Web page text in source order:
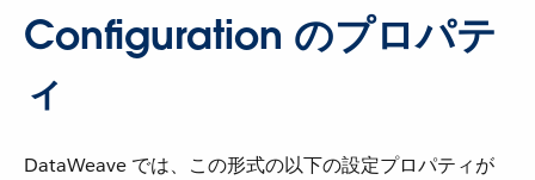
Configuration のプロパテ
ィ
DataWeave では、この形式の以下の設定プロパティが